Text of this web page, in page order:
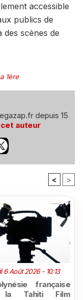
accessible
publics de
des scènes de
1ère
depuis 15
auteur
< >
6 Août 2026 - 10:13
française
la Tahiti Film